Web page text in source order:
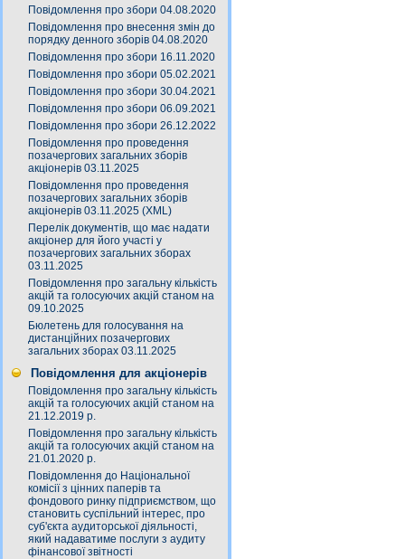
Повідомлення про збори 04.08.2020
Повідомлення про внесення змін до
порядку денного зборів 04.08.2020
Повідомлення про збори 16.11.2020
Повідомлення про збори 05.02.2021
Повідомлення про збори 30.04.2021
Повідомлення про збори 06.09.2021
Повідомлення про збори 26.12.2022
Повідомлення про проведення
позачергових загальних зборів
акціонерів 03.11.2025
Повідомлення про проведення
позачергових загальних зборів
акціонерів 03.11.2025 (XML)
Перелік документів, що має надати
акціонер для його участі у
позачергових загальних зборах
03.11.2025
Повідомлення про загальну кількість
акцій та голосуючих акцій станом на
09.10.2025
Бюлетень для голосування на
дистанційних позачергових
загальних зборах 03.11.2025
Повідомлення для акціонерів
Повідомлення про загальну кількість
акцій та голосуючих акцій станом на
21.12.2019 р.
Повідомлення про загальну кількість
акцій та голосуючих акцій станом на
21.01.2020 р.
Повідомлення до Національної
комісії з цінних паперів та
фондового ринку підприємством, що
становить суспільний інтерес, про
суб'єкта аудиторської діяльності,
який надаватиме послуги з аудиту
фінансової звітності